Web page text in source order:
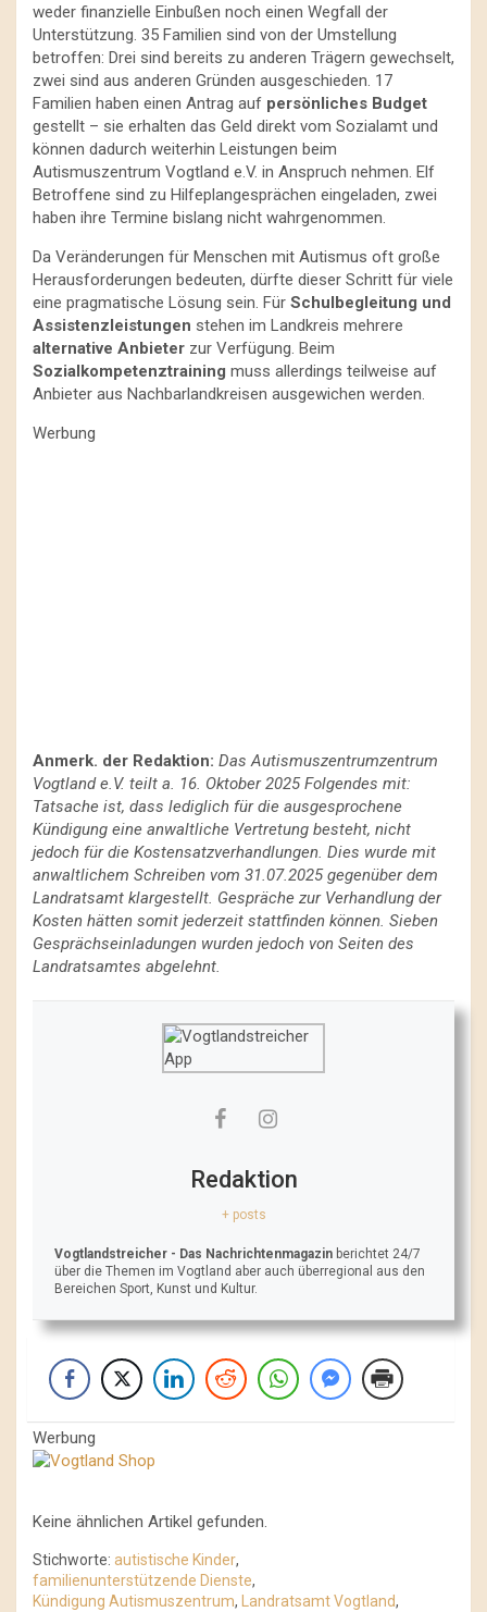
weder finanzielle Einbußen noch einen Wegfall der
Unterstützung. 35 Familien sind von der Umstellung
betroffen: Drei sind bereits zu anderen Trägern gewechselt,
zwei sind aus anderen Gründen ausgeschieden. 17
Familien haben einen Antrag auf persönliches Budget
gestellt – sie erhalten das Geld direkt vom Sozialamt und
können dadurch weiterhin Leistungen beim
Autismuszentrum Vogtland e.V. in Anspruch nehmen. Elf
Betroffene sind zu Hilfeplangesprächen eingeladen, zwei
haben ihre Termine bislang nicht wahrgenommen.
Da Veränderungen für Menschen mit Autismus oft große
Herausforderungen bedeuten, dürfte dieser Schritt für viele
eine pragmatische Lösung sein. Für Schulbegleitung und
Assistenzleistungen stehen im Landkreis mehrere
alternative Anbieter zur Verfügung. Beim
Sozialkompetenztraining muss allerdings teilweise auf
Anbieter aus Nachbarlandkreisen ausgewichen werden.
Werbung
Anmerk. der Redaktion: Das Autismuszentrumzentrum
Vogtland e.V. teilt a. 16. Oktober 2025 Folgendes mit:
Tatsache ist, dass lediglich für die ausgesprochene
Kündigung eine anwaltliche Vertretung besteht, nicht
jedoch für die Kostensatzverhandlungen. Dies wurde mit
anwaltlichem Schreiben vom 31.07.2025 gegenüber dem
Landratsamt klargestellt. Gespräche zur Verhandlung der
Kosten hätten somit jederzeit stattfinden können. Sieben
Gesprächseinladungen wurden jedoch von Seiten des
Landratsamtes abgelehnt.
Redaktion
+ posts
Vogtlandstreicher - Das Nachrichtenmagazin berichtet 24/7
über die Themen im Vogtland aber auch überregional aus den
Bereichen Sport, Kunst und Kultur.
Werbung
Keine ähnlichen Artikel gefunden.
Stichworte: autistische Kinder,
familienunterstützende Dienste,
Kündigung Autismuszentrum, Landratsamt Vogtland,